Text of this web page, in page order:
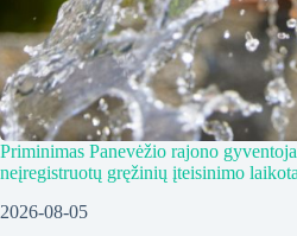
Priminimas Panevėžio rajono
neįregistruotų gręžinių įteisinimo
2026-08-05